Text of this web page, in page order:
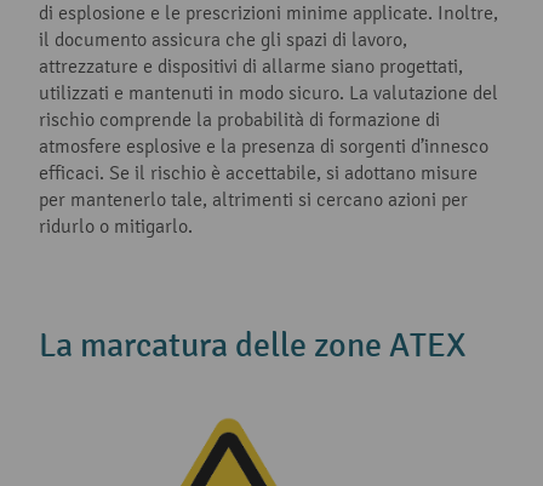
di esplosione e le prescrizioni minime applicate. Inoltre,
il documento assicura che gli spazi di lavoro,
attrezzature e dispositivi di allarme siano progettati,
utilizzati e mantenuti in modo sicuro. La valutazione del
rischio comprende la probabilità di formazione di
atmosfere esplosive e la presenza di sorgenti d’innesco
efficaci. Se il rischio è accettabile, si adottano misure
per mantenerlo tale, altrimenti si cercano azioni per
ridurlo o mitigarlo.
La marcatura delle zone ATEX